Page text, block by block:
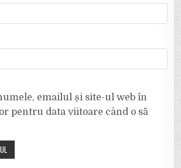
emailul și site-ul web în
pentru data viitoare când o să